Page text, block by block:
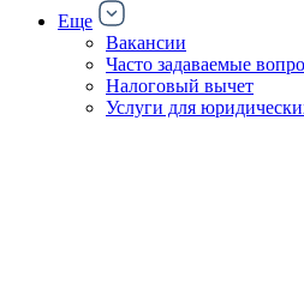
Еще
Вакансии
Часто задаваемые
Налоговый вычет
Услуги для